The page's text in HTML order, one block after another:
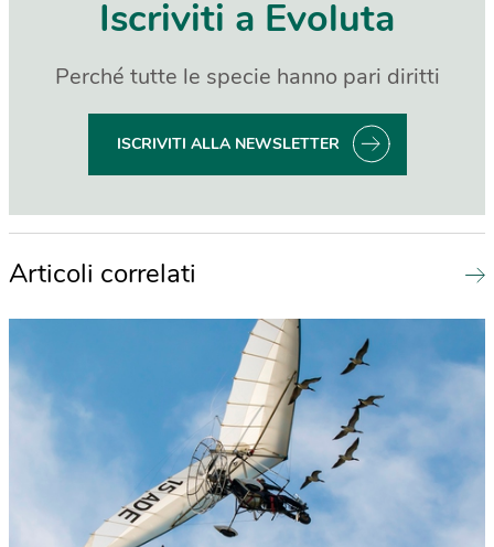
Iscriviti a Evoluta
Perché tutte le specie hanno pari diritti
ISCRIVITI ALLA NEWSLETTER
Articoli correlati